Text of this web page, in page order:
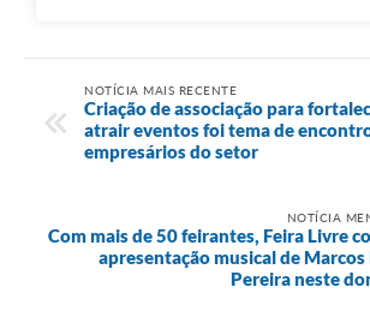
NOTÍCIA MAIS RECENTE
Criação de associação para
atrair eventos foi tema de
empresários do setor
NOTÍCIA
Com mais de 50 feirantes, Feira Livre
apresentação musical de Marcos
Pereira neste